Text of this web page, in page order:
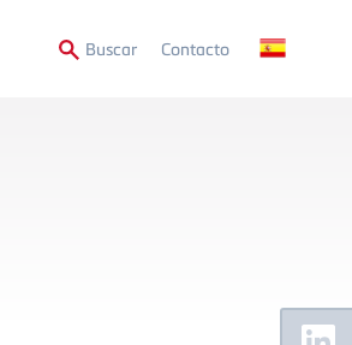
BuscarSecondary
Contacto
Floating